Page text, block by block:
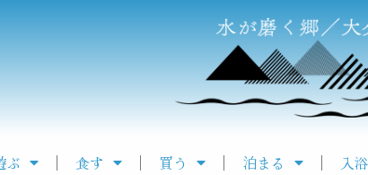
ぶ 食す 買う 泊まる 入